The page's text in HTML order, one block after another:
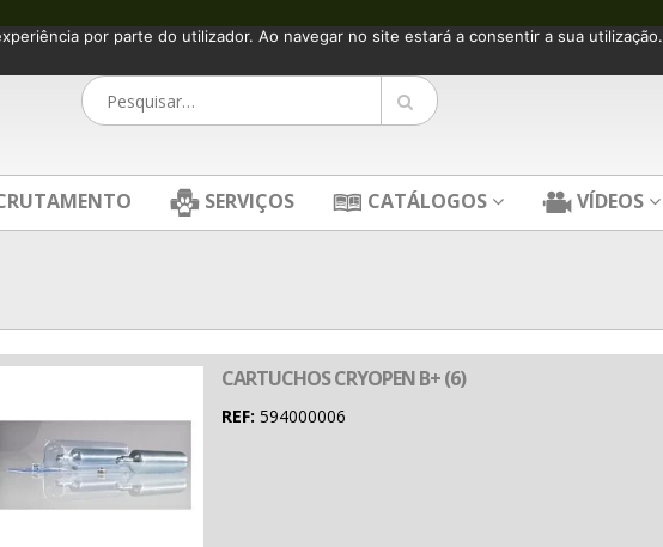
SERVIÇOS CATÁLOGOS VÍDEOS
CARTUCHOS CRYOPEN B+ (6)
REF: 594000006
por parte do utilizador. Ao navegar no site estará a consentir a sua utilização.